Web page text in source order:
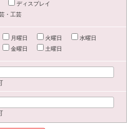
ディスプレイ
・工芸
月曜日 火曜日
水曜日
金曜日 土曜日